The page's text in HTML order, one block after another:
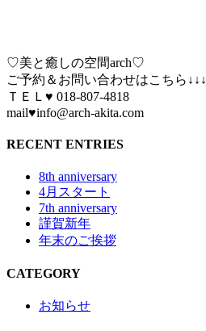
♡美と癒しの空間arch♡
ご予約＆お問い合わせはこちら↓↓↓
ＴＥＬ♥ 018-807-4818
mail♥info@arch-akita.com
RECENT ENTRIES
8th anniversary
4月スタート
7th anniversary
謹賀新年
年末のご挨拶
CATEGORY
お知らせ